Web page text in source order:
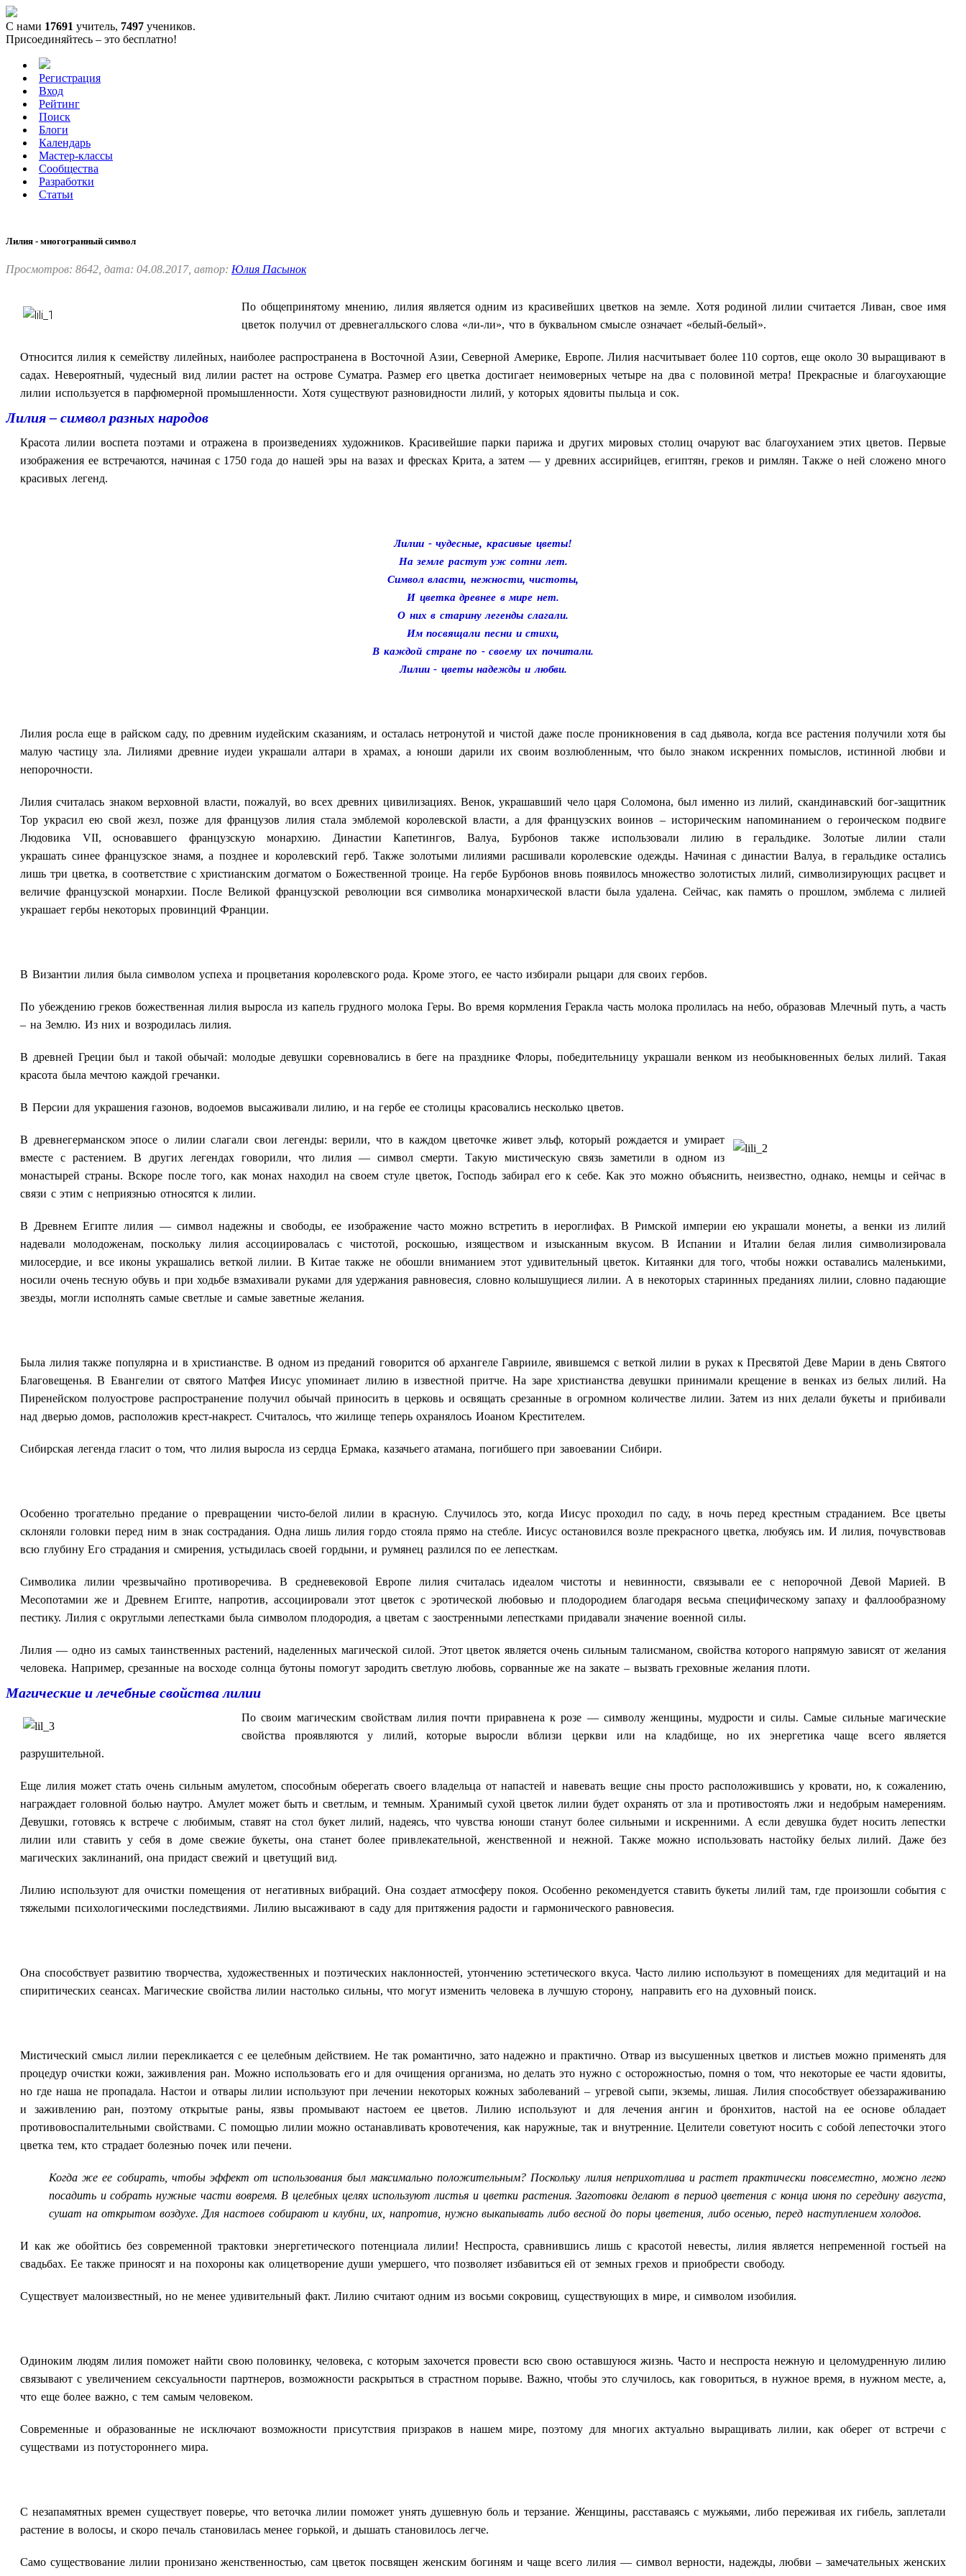
С нами 17691 учитель, 7497 учеников.
Присоединяйтесь – это бесплатно!
Регистрация
Вход
Рейтинг
Поиск
Блоги
Календарь
Мастер-классы
Сообщества
Разработки
Статьи
Лилия - многогранный символ
Просмотров: 8642, дата: 04.08.2017, автор: Юлия Пасынок
По общепринятому мнению, лилия является одним из красивейших цветков на земле. Хотя родиной лилии считается Ливан, свое имя
цветок получил от древнегалльского слова «ли-ли», что в буквальном смысле означает «белый-белый».
Относится лилия к семейству лилейных, наиболее распространена в Восточной Азии, Северной Америке, Европе. Лилия насчитывает более 110 сортов, еще около 30 выращивают в
садах. Невероятный, чудесный вид лилии растет на острове Суматра. Размер его цветка достигает неимоверных четыре на два с половиной метра! Прекрасные и благоухающие
лилии используется в парфюмерной промышленности. Хотя существуют разновидности лилий, у которых ядовиты пыльца и сок.
Лилия – символ разных народов
Красота лилии воспета поэтами и отражена в произведениях художников. Красивейшие парки парижа и других мировых столиц очаруют вас благоуханием этих цветов. Первые
изображения ее встречаются, начиная с 1750 года до нашей эры на вазах и фресках Крита, а затем — у древних ассирийцев, египтян, греков и римлян. Также о ней сложено много
красивых легенд.
Лилии - чудесные, красивые цветы!
На земле растут уж сотни лет.
Символ власти, нежности, чистоты,
И цветка древнее в мире нет.
О них в старину легенды слагали.
Им посвящали песни и стихи,
В каждой стране по - своему их почитали.
Лилии - цветы надежды и любви.
Лилия росла еще в райском саду, по древним иудейским сказаниям, и осталась нетронутой и чистой даже после проникновения в сад дьявола, когда все растения получили хотя бы
малую частицу зла. Лилиями древние иудеи украшали алтари в храмах, а юноши дарили их своим возлюбленным, что было знаком искренних помыслов, истинной любви и
непорочности.
Лилия считалась знаком верховной власти, пожалуй, во всех древних цивилизациях. Венок, украшавший чело царя Соломона, был именно из лилий, скандинавский бог-защитник
Тор украсил ею свой жезл, позже для французов лилия стала эмблемой королевской власти, а для французских воинов – историческим напоминанием о героическом подвиге
Людовика VII, основавшего французскую монархию. Династии Капетингов, Валуа, Бурбонов также использовали лилию в геральдике. Золотые лилии стали
украшать синее французское знамя, а позднее и королевский герб. Также золотыми лилиями расшивали королевские одежды. Начиная с династии Валуа, в геральдике остались
лишь три цветка, в соответствие с христианским догматом о Божественной троице. На гербе Бурбонов вновь появилось множество золотистых лилий, символизирующих расцвет и
величие французской монархии. После Великой французской революции вся символика монархической власти была удалена. Сейчас, как память о прошлом, эмблема с лилией
украшает гербы некоторых провинций Франции.
В Византии лилия была символом успеха и процветания королевского рода. Кроме этого, ее часто избирали рыцари для своих гербов.
По убеждению греков божественная лилия выросла из капель грудного молока Геры. Во время кормления Геракла часть молока пролилась на небо, образовав Млечный путь, а часть
– на Землю. Из них и возродилась лилия.
В древней Греции был и такой обычай: молодые девушки соревновались в беге на празднике Флоры, победительницу украшали венком из необыкновенных белых лилий. Такая
красота была мечтою каждой гречанки.
В Персии для украшения газонов, водоемов высаживали лилию, и на гербе ее столицы красовались несколько цветов.
В древнегерманском эпосе о лилии слагали свои легенды: верили, что в каждом цветочке живет эльф, который рождается и умирает
вместе с растением. В других легендах говорили, что лилия — символ смерти. Такую мистическую связь заметили в одном из
монастырей страны. Вскоре после того, как монах находил на своем стуле цветок, Господь забирал его к себе. Как это можно объяснить, неизвестно, однако, немцы и сейчас в
связи с этим с неприязнью относятся к лилии.
В Древнем Египте лилия — символ надежны и свободы, ее изображение часто можно встретить в иероглифах. В Римской империи ею украшали монеты, а венки из лилий
надевали молодоженам, поскольку лилия ассоциировалась с чистотой, роскошью, изяществом и изысканным вкусом. В Испании и Италии белая лилия символизировала
милосердие, и все иконы украшались веткой лилии. В Китае также не обошли вниманием этот удивительный цветок. Китаянки для того, чтобы ножки оставались маленькими,
носили очень тесную обувь и при ходьбе взмахивали руками для удержания равновесия, словно колышущиеся лилии. А в некоторых старинных преданиях лилии, словно падающие
звезды, могли исполнять самые светлые и самые заветные желания.
Была лилия также популярна и в христианстве. В одном из преданий говорится об архангеле Гаврииле, явившемся с веткой лилии в руках к Пресвятой Деве Марии в день Святого
Благовещенья. В Евангелии от святого Матфея Иисус упоминает лилию в известной притче. На заре христианства девушки принимали крещение в венках из белых лилий. На
Пиренейском полуострове распространение получил обычай приносить в церковь и освящать срезанные в огромном количестве лилии. Затем из них делали букеты и прибивали
над дверью домов, расположив крест-накрест. Считалось, что жилище теперь охранялось Иоаном Крестителем.
Сибирская легенда гласит о том, что лилия выросла из сердца Ермака, казачьего атамана, погибшего при завоевании Сибири.
Особенно трогательно предание о превращении чисто-белой лилии в красную. Случилось это, когда Иисус проходил по саду, в ночь перед крестным страданием. Все цветы
склоняли головки перед ним в знак сострадания. Одна лишь лилия гордо стояла прямо на стебле. Иисус остановился возле прекрасного цветка, любуясь им. И лилия, почувствовав
всю глубину Его страдания и смирения, устыдилась своей гордыни, и румянец разлился по ее лепесткам.
Символика лилии чрезвычайно противоречива. В средневековой Европе лилия считалась идеалом чистоты и невинности, связывали ее с непорочной Девой Марией. В
Месопотамии же и Древнем Египте, напротив, ассоциировали этот цветок с эротической любовью и плодородием благодаря весьма специфическому запаху и фаллообразному
пестику. Лилия с округлыми лепестками была символом плодородия, а цветам с заостренными лепестками придавали значение военной силы.
Лилия — одно из самых таинственных растений, наделенных магической силой. Этот цветок является очень сильным талисманом, свойства которого напрямую зависят от желания
человека. Например, срезанные на восходе солнца бутоны помогут зародить светлую любовь, сорванные же на закате – вызвать греховные желания плоти.
Магические и лечебные свойства лилии
По своим магическим свойствам лилия почти приравнена к розе — символу женщины, мудрости и силы. Самые сильные магические
свойства проявляются у лилий, которые выросли вблизи церкви или на кладбище, но их энергетика чаще всего является
разрушительной.
Еще лилия может стать очень сильным амулетом, способным оберегать своего владельца от напастей и навевать вещие сны просто расположившись у кровати, но, к сожалению,
награждает головной болью наутро. Амулет может быть и светлым, и темным. Хранимый сухой цветок лилии будет охранять от зла и противостоять лжи и недобрым намерениям.
Девушки, готовясь к встрече с любимым, ставят на стол букет лилий, надеясь, что чувства юноши станут более сильными и искренними. А если девушка будет носить лепестки
лилии или ставить у себя в доме свежие букеты, она станет более привлекательной, женственной и нежной. Также можно использовать настойку белых лилий. Даже без
магических заклинаний, она придаст свежий и цветущий вид.
Лилию используют для очистки помещения от негативных вибраций. Она создает атмосферу покоя. Особенно рекомендуется ставить букеты лилий там, где произошли события с
тяжелыми психологическими последствиями. Лилию высаживают в саду для притяжения радости и гармонического равновесия.
Она способствует развитию творчества, художественных и поэтических наклонностей, утончению эстетического вкуса. Часто лилию используют в помещениях для медитаций и на
спиритических сеансах. Магические свойства лилии настолько сильны, что могут изменить человека в лучшую сторону, направить его на духовный поиск.
Мистический смысл лилии перекликается с ее целебным действием. Не так романтично, зато надежно и практично. Отвар из высушенных цветков и листьев можно применять для
процедур очистки кожи, заживления ран. Можно использовать его и для очищения организма, но делать это нужно с осторожностью, помня о том, что некоторые ее части ядовиты,
но где наша не пропадала. Настои и отвары лилии используют при лечении некоторых кожных заболеваний – угревой сыпи, экземы, лишая. Лилия способствует обеззараживанию
и заживлению ран, поэтому открытые раны, язвы промывают настоем ее цветов. Лилию используют и для лечения ангин и бронхитов, настой на ее основе обладает
противовоспалительными свойствами. С помощью лилии можно останавливать кровотечения, как наружные, так и внутренние. Целители советуют носить с собой лепесточки этого
цветка тем, кто страдает болезнью почек или печени.
Когда же ее собирать, чтобы эффект от использования был максимально положительным? Поскольку лилия неприхотлива и растет практически повсеместно, можно легко
посадить и собрать нужные части вовремя. В целебных целях используют листья и цветки растения. Заготовки делают в период цветения с конца июня по середину августа,
сушат на открытом воздухе. Для настоев собирают и клубни, их, напротив, нужно выкапывать либо весной до поры цветения, либо осенью, перед наступлением холодов.
И как же обойтись без современной трактовки энергетического потенциала лилии! Неспроста, сравнившись лишь с красотой невесты, лилия является непременной гостьей на
свадьбах. Ее также приносят и на похороны как олицетворение души умершего, что позволяет избавиться ей от земных грехов и приобрести свободу.
Существует малоизвестный, но не менее удивительный факт. Лилию считают одним из восьми сокровищ, существующих в мире, и символом изобилия.
Одиноким людям лилия поможет найти свою половинку, человека, с которым захочется провести всю свою оставшуюся жизнь. Часто и неспроста нежную и целомудренную лилию
связывают с увеличением сексуальности партнеров, возможности раскрыться в страстном порыве. Важно, чтобы это случилось, как говориться, в нужное время, в нужном месте, а,
что еще более важно, с тем самым человеком.
Современные и образованные не исключают возможности присутствия призраков в нашем мире, поэтому для многих актуально выращивать лилии, как оберег от встречи с
существами из потустороннего мира.
С незапамятных времен существует поверье, что веточка лилии поможет унять душевную боль и терзание. Женщины, расставаясь с мужьями, либо переживая их гибель, заплетали
растение в волосы, и скоро печаль становилась менее горькой, и дышать становилось легче.
Само существование лилии пронизано женственностью, сам цветок посвящен женским богиням и чаще всего лилия — символ верности, надежды, любви – замечательных женских